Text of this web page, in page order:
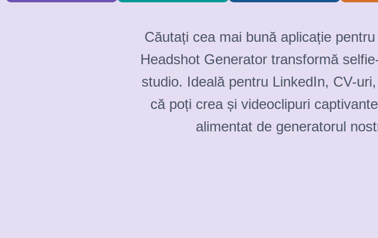
Căutați cea mai bună aplicație
Headshot Generator transformă
studio. Ideală pentru LinkedIn, CV-
că poți crea și videoclipuri
alimentat de generatorul